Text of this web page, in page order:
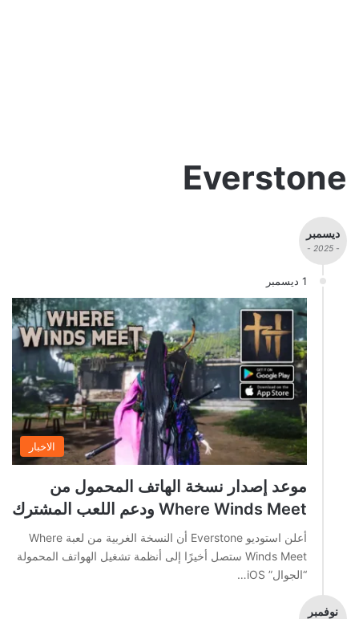
Everstone
ديسمبر
- 2025 -
1 ديسمبر
الاخبار
موعد إصدار نسخة الهاتف المحمول من
Where Winds Meet ودعم اللعب المشترك
أعلن استوديو Everstone أن النسخة الغربية من لعبة Where
Winds Meet ستصل أخيرًا إلى أنظمة تشغيل الهواتف المحمولة
“الجوال” iOS…
نوفمبر